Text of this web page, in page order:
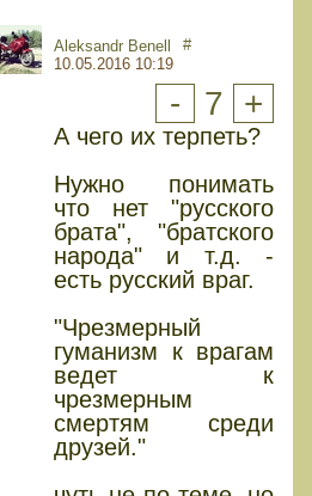
Aleksandr Benell
10.05.2016 10:19
#
- 7 +
А чего их терпеть?
Нужно понимать
что нет "русского
брата", "братского
народа" и т.д. -
есть русский враг.
"Чрезмерный
гуманизм к врагам
ведет к
чрезмерным
смертям среди
друзей."